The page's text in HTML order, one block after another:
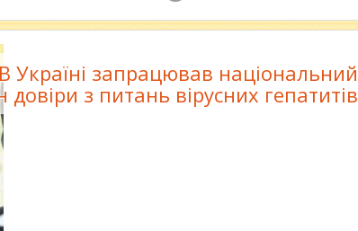
В Україні запрацював національний
довіри з питань вірусних гепатитів